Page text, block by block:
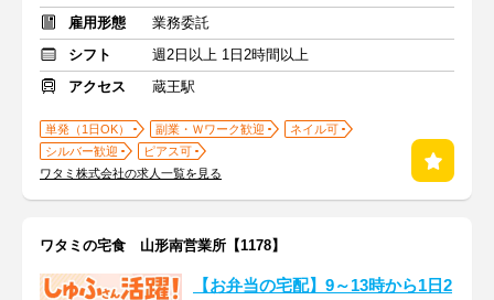
雇用形態
業務委託
シフト
週2日以上 1日2時間以上
アクセス
蔵王駅
単発（1日OK） 副業・Ｗワーク歓迎
ネイル可
シルバー歓迎
ピアス可
ワタミ株式会社の求人一覧を見る
ワタミの宅食 山形南営業所【1178】
【お弁当の宅配】9～13時から1日2